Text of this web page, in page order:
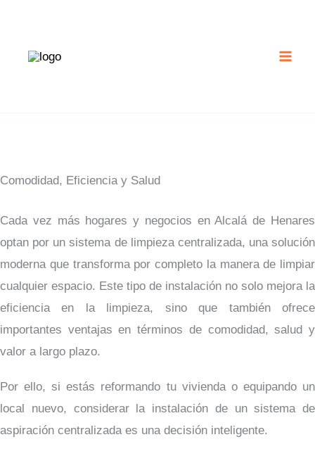
contenido
Comodidad, Eficiencia y Salud
Cada vez más hogares y negocios en Alcalá de Henares
optan por un sistema de limpieza centralizada, una solución
moderna que transforma por completo la manera de limpiar
cualquier espacio. Este tipo de instalación no solo mejora la
eficiencia en la limpieza, sino que también ofrece
importantes ventajas en términos de comodidad, salud y
valor a largo plazo.
Por ello, si estás reformando tu vivienda o equipando un
local nuevo, considerar la instalación de un sistema de
aspiración centralizada es una decisión inteligente.